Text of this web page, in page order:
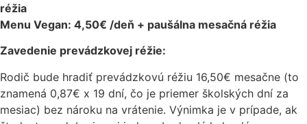
réžia
Menu Vegan: 4,50€ /deň + paušálna mesačná réžia
Zavedenie prevádzkovej réžie:
Rodič bude hradiť prevádzkovú réžiu 16,50€ mesačne (to
znamená 0,87€ x 19 dní, čo je priemer školských dní za
mesiac) bez nároku na vrátenie. Výnimka je v prípade, ak